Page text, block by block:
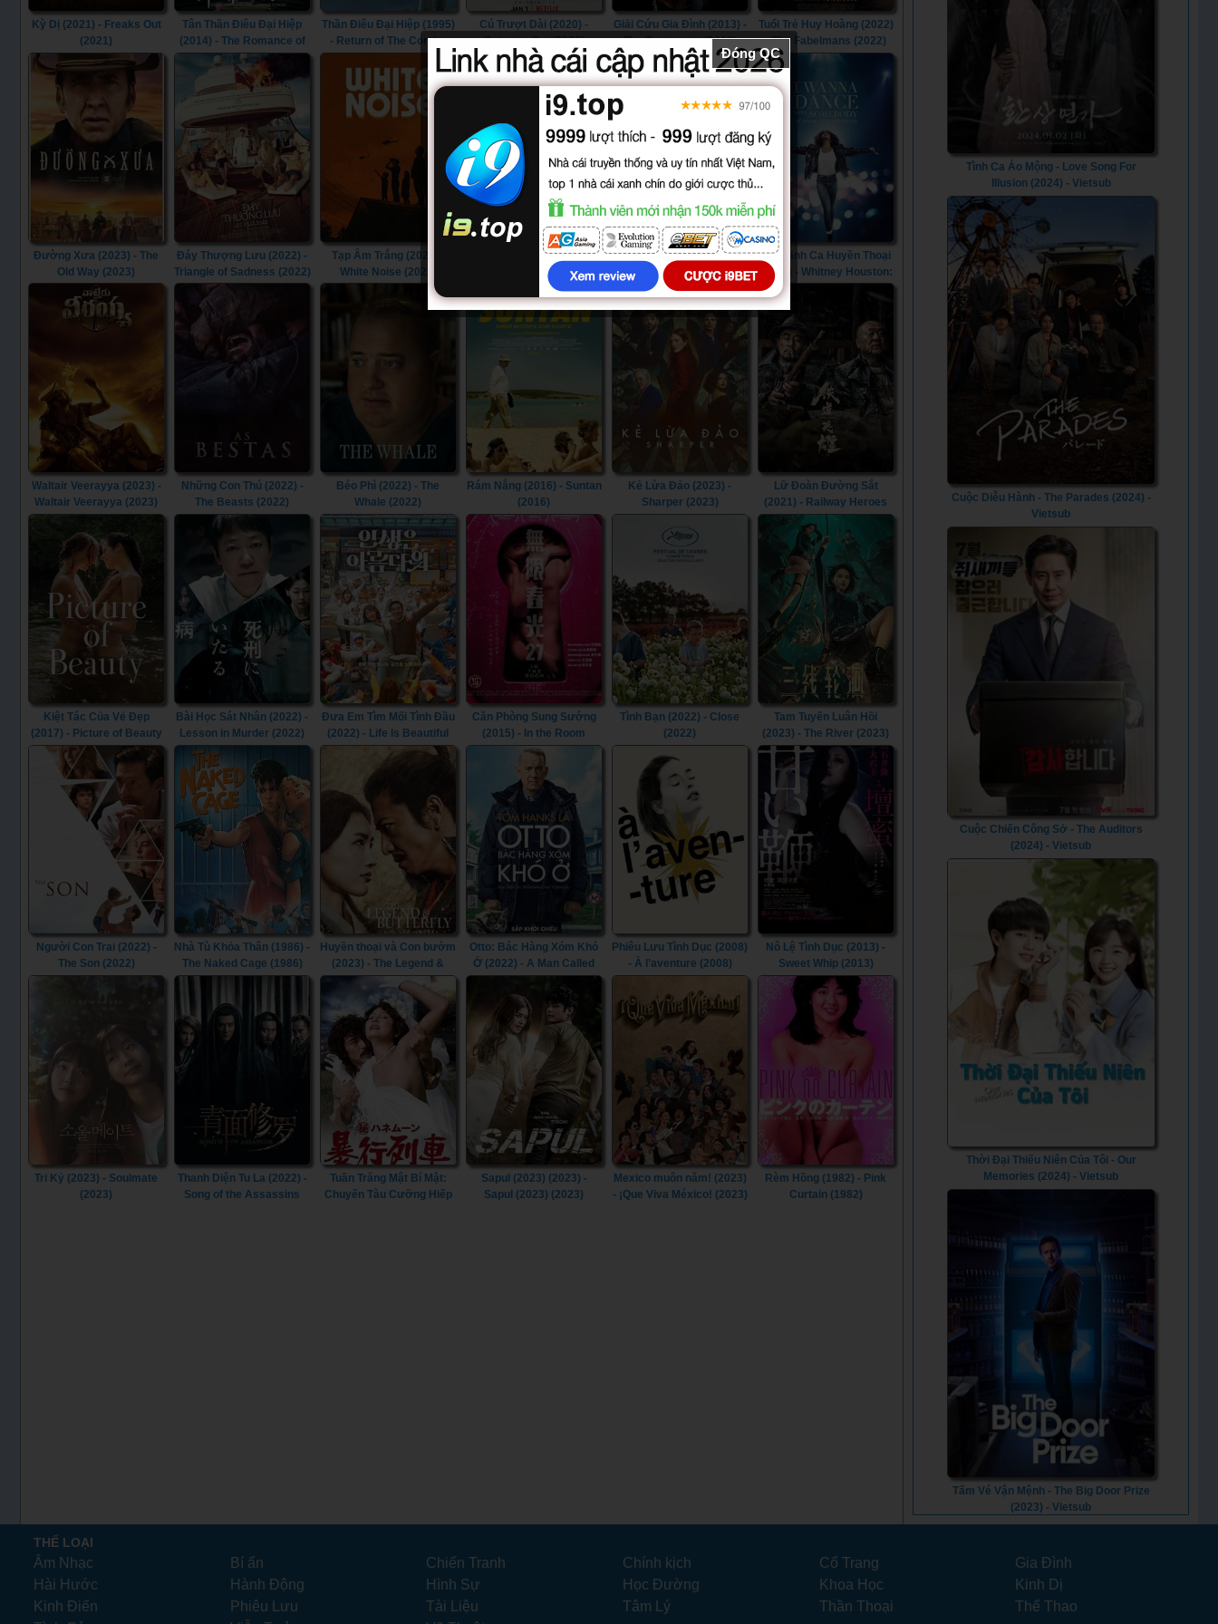
Kỳ Dị (2021) - Freaks Out
(2021)
Tân Thần Điêu Đại Hiệp
(2014) - The Romance of
the Condor Heroes (2014)
Thần Điêu Đại Hiệp (1995)
- Return of The Condor
Cú Trượt Dài (2020) -
Spinning Out (2020)
Giải Cứu Gia Đình (2013) -
The Contractor (2013)
Tuổi Trẻ Huy Hoàng (2022)
- The Fabelmans (2022)
Đường Xưa (2023) - The
Old Way (2023)
Đáy Thượng Lưu (2022) -
Triangle of Sadness (2022)
Tạp Âm Trắng (2022) -
White Noise (2022)
Vượt Qua Cả Vũ Trụ
(2022) - Beyond the
Universe (2022)
Quên Một Cuộc Tình
(2022) - An Affair to Forget
(2022)
Nữ Danh Ca Huyền Thoại
(2022) - Whitney Houston:
I Wanna Dance with
Waltair Veerayya (2023) -
Waltair Veerayya (2023)
Những Con Thú (2022) -
The Beasts (2022)
Béo Phì (2022) - The
Whale (2022)
Rám Nắng (2016) - Suntan
(2016)
Kẻ Lừa Đảo (2023) -
Sharper (2023)
Lữ Đoàn Đường Sắt
(2021) - Railway Heroes
(2021)
Kiệt Tác Của Vẻ Đẹp
(2017) - Picture of Beauty
(2017)
Bài Học Sát Nhân (2022) -
Lesson in Murder (2022)
Đưa Em Tìm Mối Tình Đầu
(2022) - Life Is Beautiful
(2022)
Căn Phòng Sung Sướng
(2015) - In the Room
(2015)
Tình Bạn (2022) - Close
(2022)
Tam Tuyến Luân Hồi
(2023) - The River (2023)
Người Con Trai (2022) -
The Son (2022)
Nhà Tù Khỏa Thân (1986) -
The Naked Cage (1986)
Huyền thoại và Con bướm
(2023) - The Legend &
Butterfly (2023)
Otto: Bác Hàng Xóm Khó
Ở (2022) - A Man Called
Phiêu Lưu Tình Dục (2008)
- À l’aventure (2008)
Nô Lệ Tình Dục (2013) -
Sweet Whip (2013)
Tri Kỷ (2023) - Soulmate
(2023)
Thanh Diện Tu La (2022) -
Song of the Assassins
Tuần Trăng Mật Bí Mật:
Chuyến Tàu Cưỡng Hiếp
Sapul (2023) (2023) -
Sapul (2023) (2023)
Mexico muôn năm! (2023)
- ¡Que Viva México! (2023)
Rèm Hồng (1982) - Pink
Curtain (1982)
Tình Ca Ảo Mộng - Love Song For
Illusion (2024) - Vietsub
Cuộc Diễu Hành - The Parades (2024) -
Vietsub
Cuộc Chiến Công Sở - The Auditors
(2024) - Vietsub
Thời Đại Thiếu Niên Của Tôi - Our
Memories (2024) - Vietsub
Tấm Vé Vận Mệnh - The Big Door Prize
(2023) - Vietsub
THỂ LOẠI
Âm Nhạc Bí ẩn Chiến Tranh Chính kịch Cổ Trang
Gia Đình
Hài Hước
Hành Động Hình Sự Học Đường Khoa Học
Kinh Dị
Kinh Điển
Phiêu Lưu Tài Liệu Tâm Lý Thần Thoại
Thể Thao
Đóng QC